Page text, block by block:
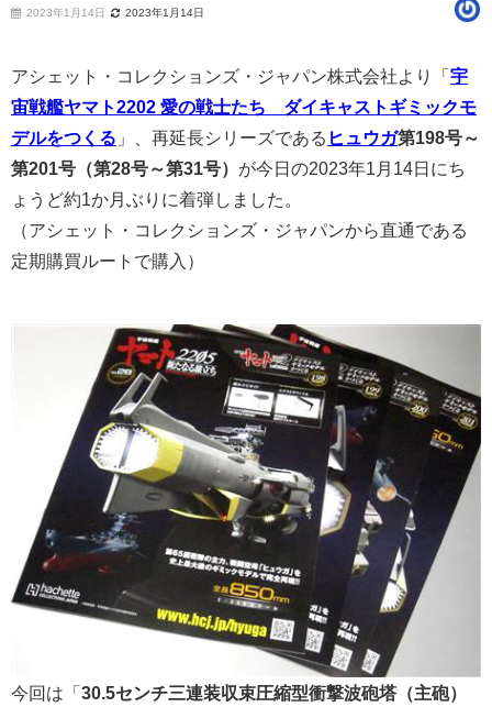
2023年1月14日 2023年1月14日
アシェット・コレクションズ・ジャパン株式会社より「 宇
宙戦艦ヤマト2202 愛の戦士たち ダイキャストギミックモ
デルをつくる 」、再延長シリーズである ヒュウガ第198号～
第201号（第28号～第31号） が今日の2023年1月14日にち
ょうど約1か月ぶりに着弾しました。
（アシェット・コレクションズ・ジャパンから直通である
定期購買ルートで購入）
今回は「 30.5センチ三連装収束圧縮型衝撃波砲塔（主砲）